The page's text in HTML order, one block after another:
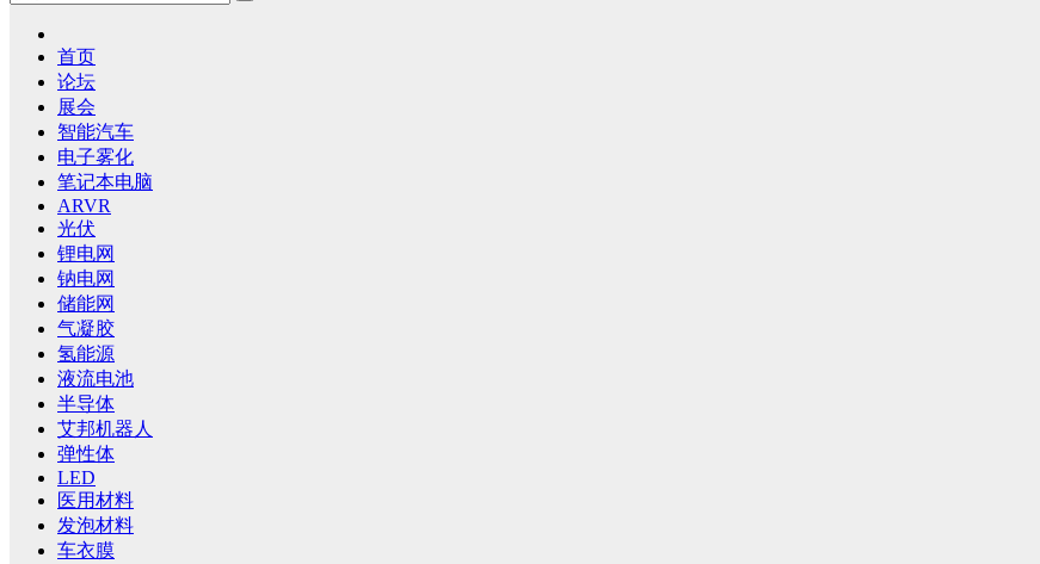
首页
论坛
展会
智能汽车
电子雾化
笔记本电脑
ARVR
光伏
锂电网
钠电网
储能网
气凝胶
氢能源
液流电池
半导体
艾邦机器人
弹性体
LED
医用材料
发泡材料
车衣膜